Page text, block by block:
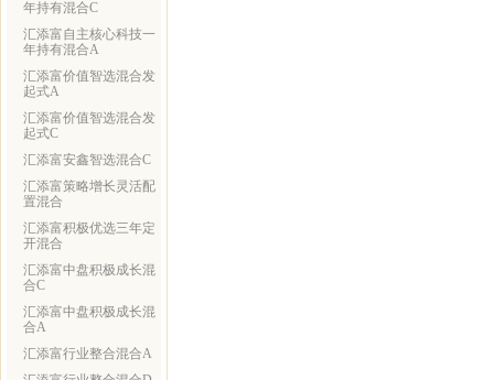
年持有混合C
汇添富自主核心科技一
年持有混合A
汇添富价值智选混合发
起式A
汇添富价值智选混合发
起式C
汇添富安鑫智选混合C
汇添富策略增长灵活配
置混合
汇添富积极优选三年定
开混合
汇添富中盘积极成长混
合C
汇添富中盘积极成长混
合A
汇添富行业整合混合A